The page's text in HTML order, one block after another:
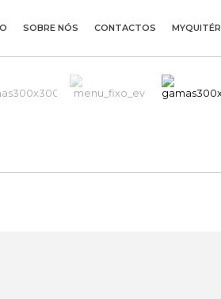
SOBRE NÓS CONTACTOS